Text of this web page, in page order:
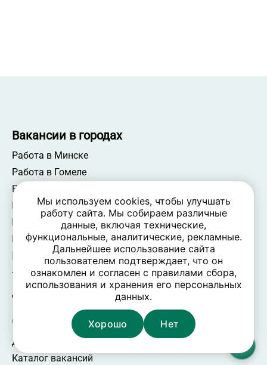
Вакансии в городах
Работа в Минске
Работа в Гомеле
Работа в Бресте
Работа в Витебске
Работа в Гродно
Работа в Могилёве
Работодателям
Тарифы и цены
Добавить вакансию
Соискателям
Добавить резюме
Каталог вакансий
Мы используем cookies, чтобы улучшать
работу сайта. Мы собираем различные
данные, включая технические,
функциональные, аналитические, рекламные.
Дальнейшее использование сайта
пользователем подтверждает, что он
ознакомлен и согласен с правилами сбора,
использования и хранения его персональных
данных.
Хорошо Нет